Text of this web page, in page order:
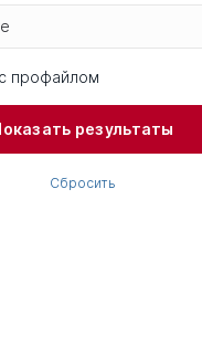
профайлом
результаты
Сбросить